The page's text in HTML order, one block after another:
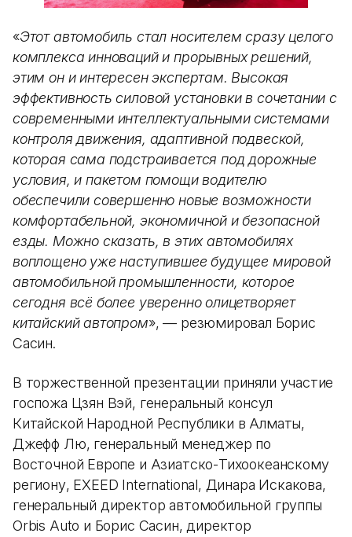
«Этот автомобиль стал носителем сразу целого
комплекса инноваций и прорывных решений,
этим он и интересен экспертам. Высокая
эффективность силовой установки в сочетании с
современными интеллектуальными системами
контроля движения, адаптивной подвеской,
которая сама подстраивается под дорожные
условия, и пакетом помощи водителю
обеспечили совершенно новые возможности
комфортабельной, экономичной и безопасной
езды. Можно сказать, в этих автомобилях
воплощено уже наступившее будущее мировой
автомобильной промышленности, которое
сегодня всё более уверенно олицетворяет
китайский автопром», — резюмировал Борис
Сасин.
В торжественной презентации приняли участие
госпожа Цзян Вэй, генеральный консул
Китайской Народной Республики в Алматы,
Джефф Лю, генеральный менеджер по
Восточной Европе и Азиатско-Тихоокеанскому
региону, EXEED International, Динара Искакова,
генеральный директор автомобильной группы
Orbis Auto и Борис Сасин, директор